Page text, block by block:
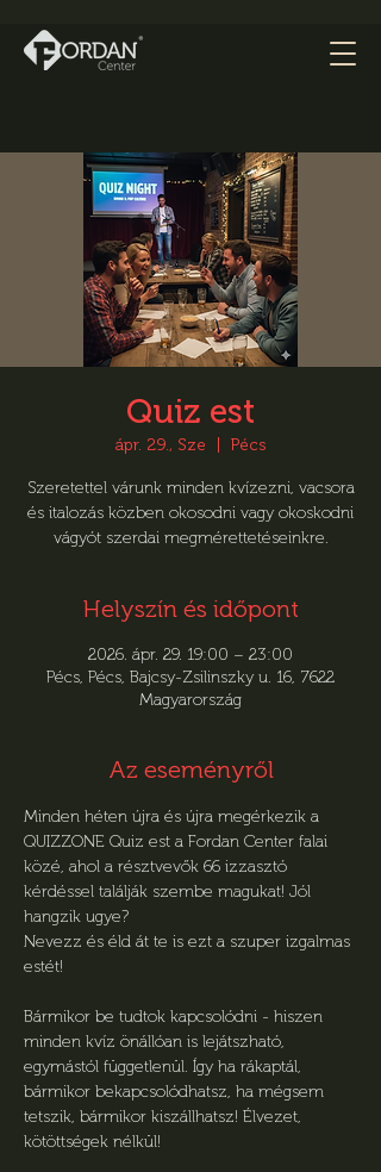
Quiz est
ápr. 29., Sze Pécs
Szeretettel várunk minden kvízezni, vacsora
és italozás közben okosodni vagy okoskodni
vágyót szerdai megmérettetéseinkre.
Helyszín és időpont
2026. ápr. 29. 19:00 – 23:00
Pécs, Pécs, Bajcsy-Zsilinszky u. 16, 7622
Magyarország
Az eseményről
Minden héten újra és újra megérkezik a
QUIZZONE Quiz est a Fordan Center falai
közé, ahol a résztvevők 66 izzasztó
kérdéssel találják szembe magukat! Jól
hangzik ugye?
Nevezz és éld át te is ezt a szuper izgalmas
estét!
Bármikor be tudtok kapcsolódni - hiszen
minden kvíz önállóan is lejátszható,
egymástól függetlenül. Így ha rákaptál,
bármikor bekapcsolódhatsz, ha mégsem
tetszik, bármikor kiszállhatsz! Élvezet,
kötöttségek nélkül!